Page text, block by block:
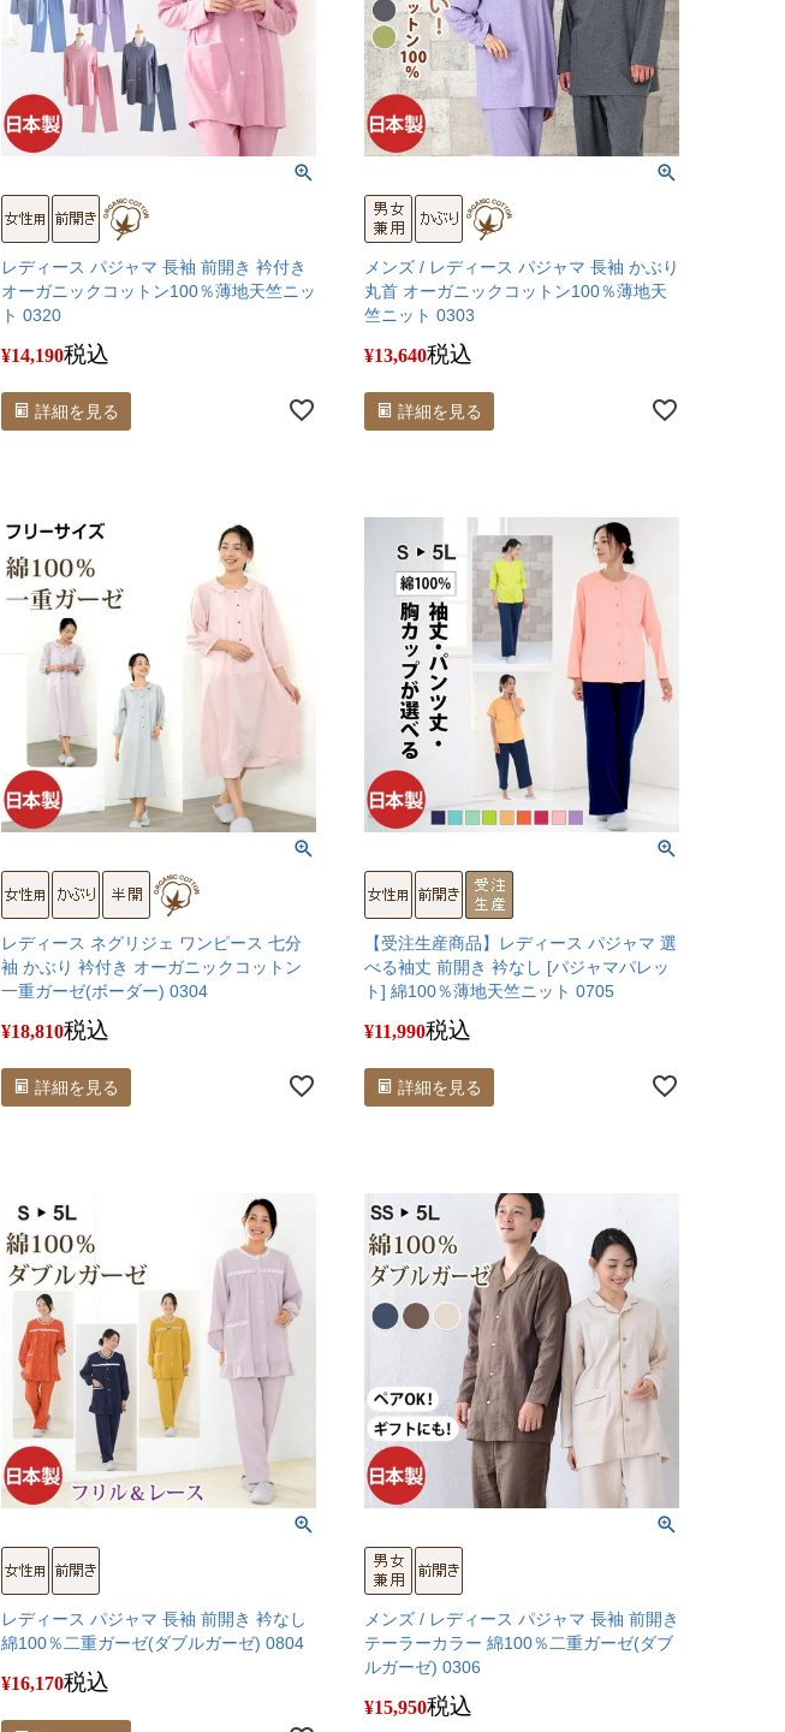
レディース パジャマ 長袖 前開き 衿付き
オーガニックコットン100％薄地天竺ニッ
ト 0320
¥14,190税込
詳細を見る
メンズ / レディース パジャマ 長袖 かぶり
丸首 オーガニックコットン100％薄地天
竺ニット 0303
¥13,640税込
詳細を見る
レディース ネグリジェ ワンピース 七分
袖 かぶり 衿付き オーガニックコットン
一重ガーゼ(ボーダー) 0304
¥18,810税込
詳細を見る
【受注生産商品】レディース パジャマ 選
べる袖丈 前開き 衿なし [パジャマパレッ
ト] 綿100％薄地天竺ニット 0705
¥11,990税込
詳細を見る
レディース パジャマ 長袖 前開き 衿なし
綿100％二重ガーゼ(ダブルガーゼ) 0804
¥16,170税込
メンズ / レディース パジャマ 長袖 前開き
テーラーカラー 綿100％二重ガーゼ(ダブ
ルガーゼ) 0306
¥15,950税込